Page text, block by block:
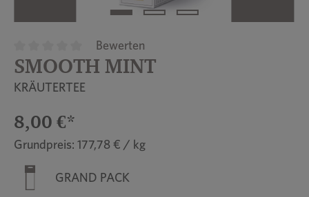
Durchschnittliche Bewertung von 0 von 5 Sternen
Bewerten
SMOOTH MINT
KRÄUTERTEE
8,00 €*
Grundpreis: 177,78 € / kg
GRAND PACK